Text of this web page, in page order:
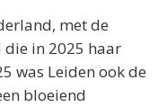
met de
in 2025 haar
was Leiden ook de
bloeiend